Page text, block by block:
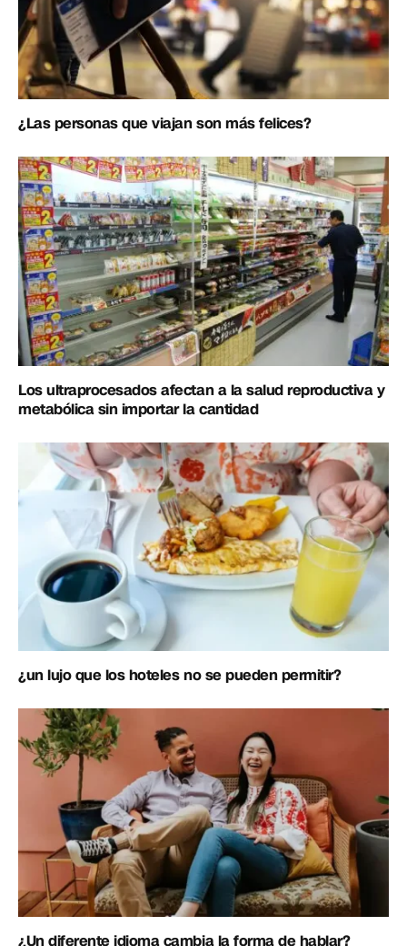
¿Las personas que viajan son más felices?
Los ultraprocesados afectan a la salud reproductiva y
metabólica sin importar la cantidad
¿un lujo que los hoteles no se pueden permitir?
¿Un diferente idioma cambia la forma de hablar?